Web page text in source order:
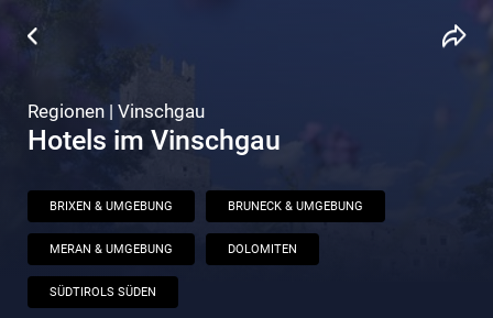
Regionen | Vinschgau
Hotels im Vinschgau
BRIXEN & UMGEBUNG BRUNECK & UMGEBUNG
MERAN & UMGEBUNG DOLOMITEN
SÜDTIROLS SÜDEN